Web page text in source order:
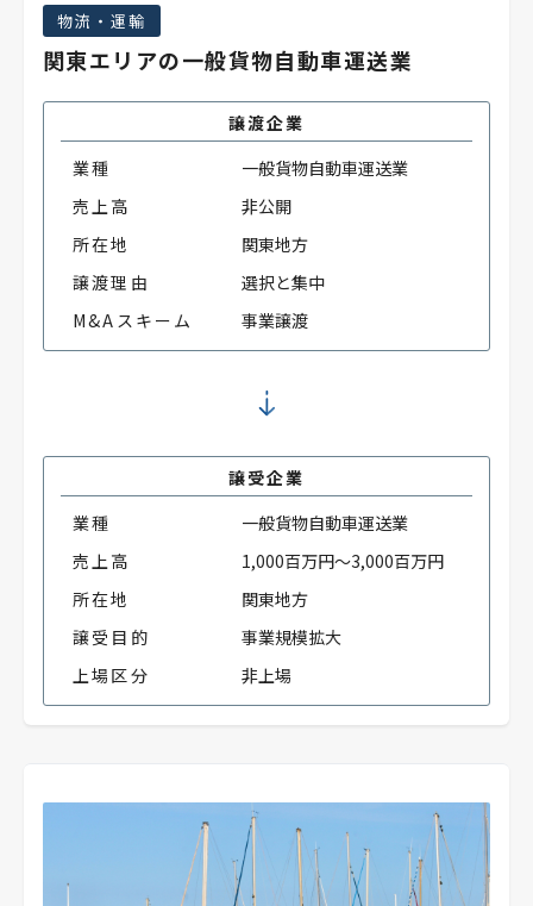
物流・運輸
関東エリアの一般貨物自動車運送業
譲渡企業
業種
一般貨物自動車運送業
売上高
非公開
所在地
関東地方
譲渡理由
選択と集中
M&Aスキーム
事業譲渡
譲受企業
業種
一般貨物自動車運送業
売上高
1,000百万円～3,000百万円
所在地
関東地方
譲受目的
事業規模拡大
上場区分
非上場